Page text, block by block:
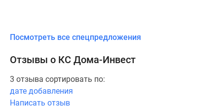
Посмотреть все спецпредложения
Отзывы о КС Дома-Инвест
3 отзыва сортировать по:
дате добавления
Написать отзыв